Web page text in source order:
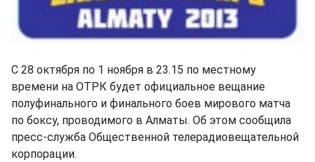
С 28 октября по 1 ноября в 23.15 по местному
времени на ОТРК будет официальное вещание
полуфинального и финального боев мирового матча
по боксу, проводимого в Алматы. Об этом сообщила
пресс-служба Общественной телерадиовещательной
корпорации.